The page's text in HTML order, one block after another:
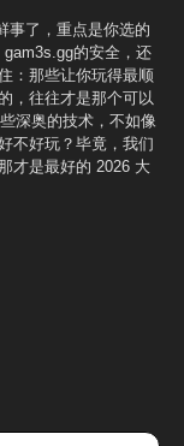
事了，重点是你选的
的安全，还
：那些让你玩得最顺
，往往才是那个可以
深奥的技术，不如像
不好玩？毕竟，我们
才是最好的 2026 大